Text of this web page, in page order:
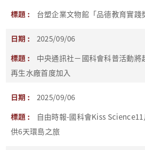
台塑企業文物館「品德教育實踐
2025/09/06
中央通訊社－國科會科普活動
再生水廠首度加入
2025/09/06
自由時報-國科會Kiss
供6天環島之旅